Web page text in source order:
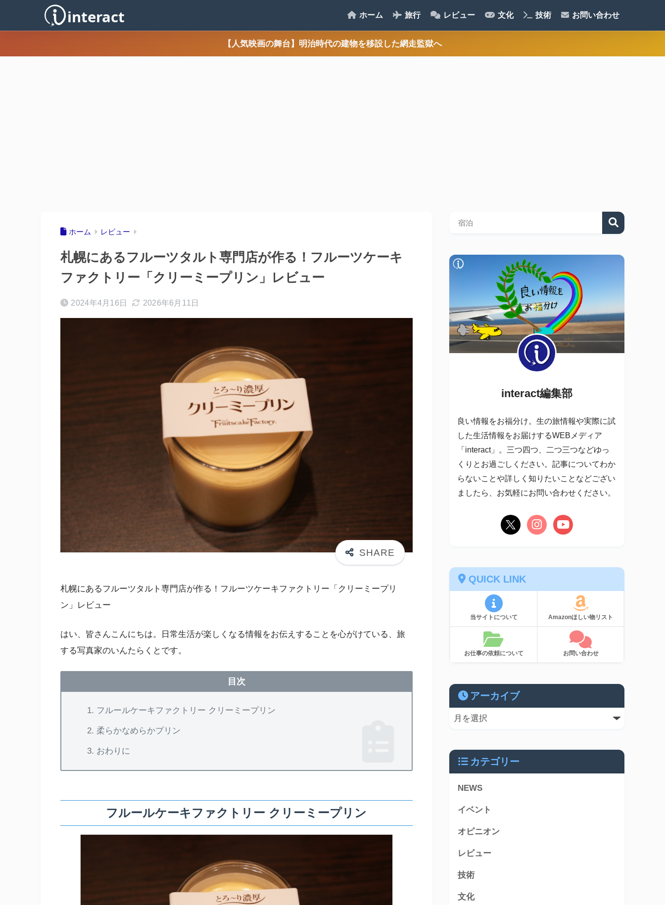
ホーム 旅行 レビュー 文化 技術 お問い合わせ
【人気映画の舞台】明治時代の建物を移設した網走監獄へ
ホーム レビュー
札幌にあるフルーツタルト専門店が作る！フルーツケーキ
ファクトリー「クリーミープリン」レビュー
2024年4月16日 2026年6月11日
札幌にあるフルーツタルト専門店が作る！フルーツケーキファクトリー「クリーミープリ
ン」レビュー
はい、皆さんこんにちは。日常生活が楽しくなる情報をお伝えすることを心がけている、旅
する写真家のいんたらくとです。
目次
フルールケーキファクトリー クリーミープリン
柔らかなめらかプリン
おわりに
フルールケーキファクトリー クリーミープリン
interact編集部
良い情報をお福分け。生の旅情報や実際に試
した生活情報をお届けするWEBメディア
「interact」。三つ四つ、二つ三つなどゆっ
くりとお過ごしください。記事についてわか
らないことや詳しく知りたいことなどござい
ましたら、お気軽にお問い合わせください。
QUICK LINK
当サイトについて Amazonほしい物リスト
お仕事の依頼について お問い合わせ
アーカイブ
カテゴリー
NEWS
イベント
オピニオン
レビュー
技術
文化